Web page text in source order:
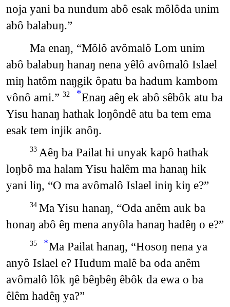
noja yani ba nundum abô esak môlôda unim
abô balabuŋ.”
Ma enaŋ, “Môlô avômalô Lom unim
abô balabuŋ hanaŋ nena yêlô avômalô Islael
miŋ hatôm naŋgik ôpatu ba hadum kambom
vônô ami.” 32 *Enaŋ aêŋ ek abô sêbôk atu ba
Yisu hanaŋ hathak loŋôndê atu ba tem ema
esak tem injik anôŋ.
33 Aêŋ ba Pailat hi unyak kapô hathak
loŋbô ma halam Yisu halêm ma hanaŋ hik
yani liŋ, “O ma avômalô Islael iniŋ kiŋ e?”
34 Ma Yisu hanaŋ, “Oda anêm auk ba
honaŋ abô êŋ mena anyôla hanaŋ hadêŋ o e?”
35 *Ma Pailat hanaŋ, “Hosoŋ nena ya
anyô Islael e? Hudum malê ba oda anêm
avômalô lôk ŋê bêŋbêŋ êbôk da ewa o ba
êlêm hadêŋ ya?”